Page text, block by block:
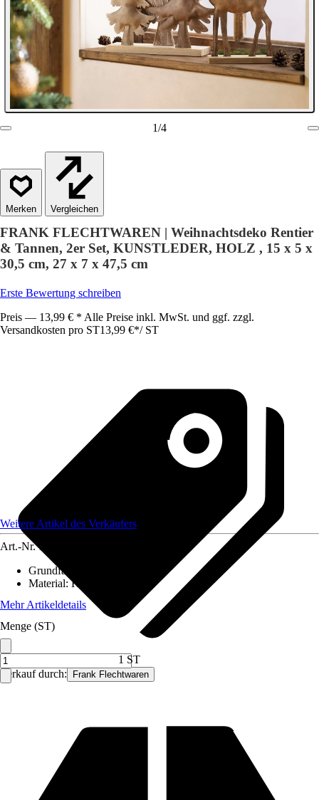
1/4
Vergleichen
FRANK FLECHTWAREN | Weihnachtsdeko Rentier
& Tannen, 2er Set, KUNSTLEDER, HOLZ , 15 x 5 x
30,5 cm, 27 x 7 x 47,5 cm
Erste Bewertung schreiben
Preis — 13,99 € * Alle Preise inkl. MwSt. und ggf. zzgl.
Versandkosten pro ST13,99 €*/ ST
Verkauf durch: Frank Flechtwaren
Weitere Artikel des Verkäufers
Art.-Nr. 12584107
Grundfarbe
Material:Kunstleder
Mehr Artikeldetails
Menge (ST)
1 ST